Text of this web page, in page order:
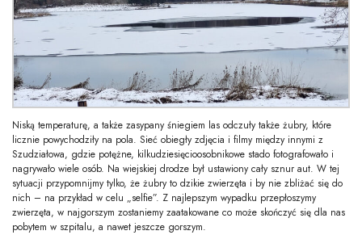
Niską temperaturę, a także zasypany śniegiem las odczuły także żubry, które
licznie powychodziły na pola. Sieć obiegły zdjęcia i filmy między innymi z
Szudziałowa, gdzie potężne, kilkudziesięcioosobnikowe stado fotografowało i
nagrywało wiele osób. Na wiejskiej drodze był ustawiony cały sznur aut. W tej
sytuacji przypomnijmy tylko, że żubry to dzikie zwierzęta i by nie zbliżać się do
nich – na przykład w celu „selfie”. Z najlepszym wypadku przepłoszymy
zwierzęta, w najgorszym zostaniemy zaatakowane co może skończyć się dla nas
pobytem w szpitalu, a nawet jeszcze gorszym.